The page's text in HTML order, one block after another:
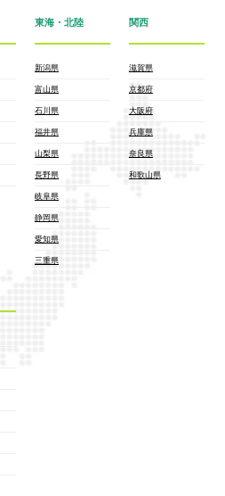
東海・北陸
新潟県
富山県
石川県
福井県
山梨県
長野県
岐阜県
静岡県
愛知県
三重県
関西
滋賀県
京都府
大阪府
兵庫県
奈良県
和歌山県